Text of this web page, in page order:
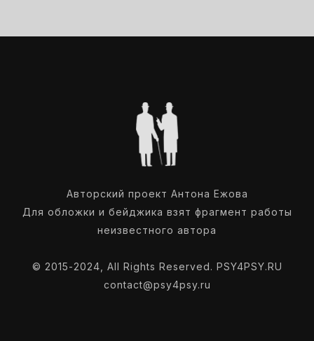
Авторский проект Антона Ежова
Для обложки и бейджика взят фрагмент работы
неизвестного автора
© 2015-2024, All Rights Reserved. PSY4PSY.RU
contact@psy4psy.ru